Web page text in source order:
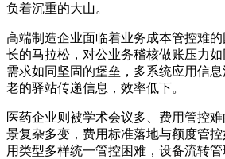
负着沉重的大山。
高端制造企业面临着业务成本管控难
长的马拉松，对公业务稽核做账压力
需求如同坚固的堡垒，多系统应用信
老的驿站传递信息，效率低下。
医药企业则被学术会议多、费用管控
景复杂多变，费用标准落地与额度管
用类型多样统一管控困难，设备流转